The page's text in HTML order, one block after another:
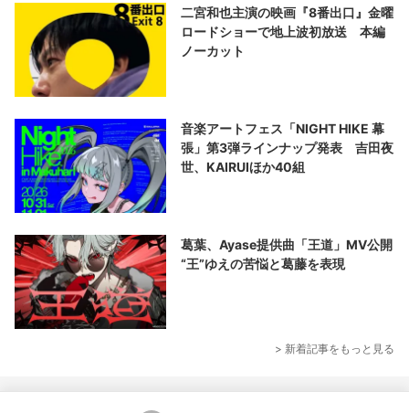
二宮和也主演の映画『8番出口』金曜
ロードショーで地上波初放送 本編
ノーカット
音楽アートフェス「NIGHT HIKE 幕
張」第3弾ラインナップ発表 吉田夜
世、KAIRUIほか40組
葛葉、Ayase提供曲「王道」MV公開
“王”ゆえの苦悩と葛藤を表現
> 新着記事をもっと見る